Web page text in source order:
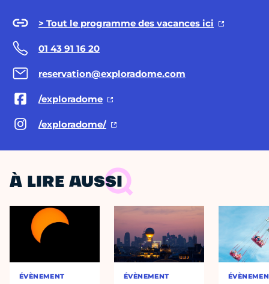
> Tout le programme des vacances ici
01 43 91 16 20
reservation@exploradome.com
/exploradome
/exploradome/
À LIRE AUSSI
ÉVÈNEMENT ÉVÈNEMENT